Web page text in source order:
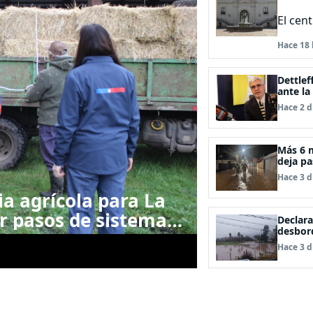
agrícola para La
pasos de sistemas
El
Hace 18
ante la
Hace 2
Más 6
deja
Hace 3
Hace 3